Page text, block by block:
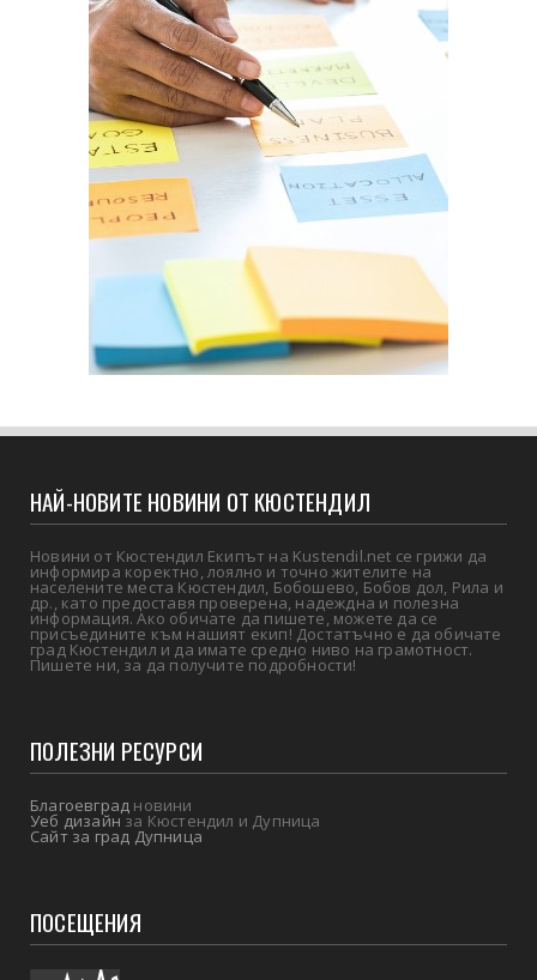
НАЙ-НОВИТЕ НОВИНИ ОТ КЮСТЕНДИЛ
Новини от Кюстендил Екипът на Kustendil.net се грижи да
информира коректно, лоялно и точно жителите на
населените места Кюстендил, Бобошево, Бобов дол, Рила и
др., като предоставя проверена, надеждна и полезна
информация. Ако обичате да пишете, можете да се
присъедините към нашият екип! Достатъчно е да обичате
град Кюстендил и да имате средно ниво на грамотност.
Пишете ни, за да получите подробности!
ПОЛЕЗНИ РЕСУРСИ
Благоевград новини
Уеб дизайнза Кюстендил и Дупница
Сайт за град Дупница
ПОСЕЩЕНИЯ